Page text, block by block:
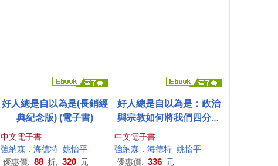
好人總是自以為是(長銷經
典紀念版) (電子書)
中文電子書
強納森．海德特 姚怡平
優惠價: 88 折, 320 元
好人總是自以為是：政治
與宗教如何將我們四分五
裂 (電子書)
中文電子書
強納森．海德特 姚怡平
優惠價: 336 元